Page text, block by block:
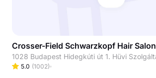
Crosser-Field Schwarzkopf Hair Salon
5.0 (1002)